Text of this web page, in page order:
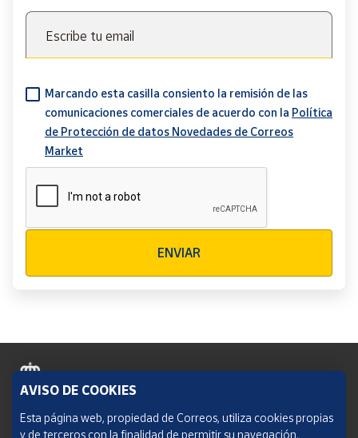
Escribe tu email
Marcando esta casilla consiento la remisión de las
comunicaciones comerciales de acuerdo con la Política
de Protección de datos Novedades de Correos
Market
ENVIAR
Política de cookies
AVISO DE COOKIES
Esta página web, propiedad de Correos, utiliza cookies propias
y de terceros con la finalidad de permitir su navegación,